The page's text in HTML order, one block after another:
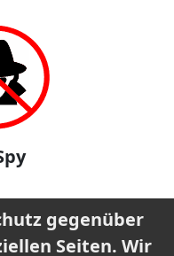
gegenüber
Seiten. Wir